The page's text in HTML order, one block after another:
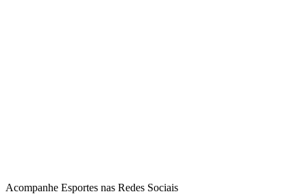
Acompanhe Esportes nas Redes Sociais